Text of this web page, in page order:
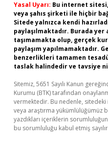
Yasal Uyarı: Bu internet
veya şahıs şirketi ile hiçbir
Sitede yalnızca kendi
paylaşılmaktadır. Burada
taşımamakta olup, gerçek
paylaşım yapılmamaktadır.
benzerlikleri tamamen
taslak halindedir ve tavsiye
Sitemiz, 5651 Sayılı Kanun
Kurumu (BTK) tarafından
vermektedir. Bu nedenle,
veya araştırma yükümlülüğümüz
yazdıkları içeriklerin
bu sorumluluğu kabul etmiş